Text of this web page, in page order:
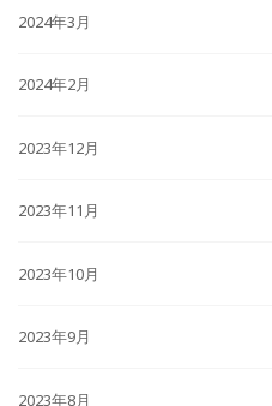
2024年3月
2024年2月
2023年12月
2023年11月
2023年10月
2023年9月
2023年8月